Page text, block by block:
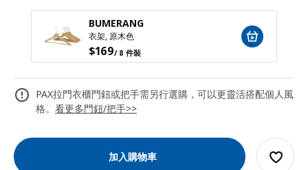
BUMERANG
衣架, 原木色
$169/ 8 件裝
PAX拉門衣櫃門鈕或把手需另行選購，可以更靈活搭配個人風
格。 看更多門鈕/把手>>
加入購物車